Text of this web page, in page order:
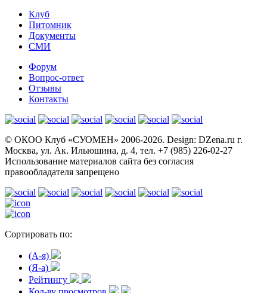
Клуб
Питомник
Документы
СМИ
Форум
Вопрос-ответ
Отзывы
Контакты
© OКОО Клуб «СУОМЕН» 2006-2026. Design: DZena.ru г.
Москва, ул. Ак. Ильюшина, д. 4, тел. +7 (985) 226-02-27
Использование материалов сайта без согласия
правообладателя запрещено
Сортировать по:
(A-я)
(Я-а)
Рейтингу